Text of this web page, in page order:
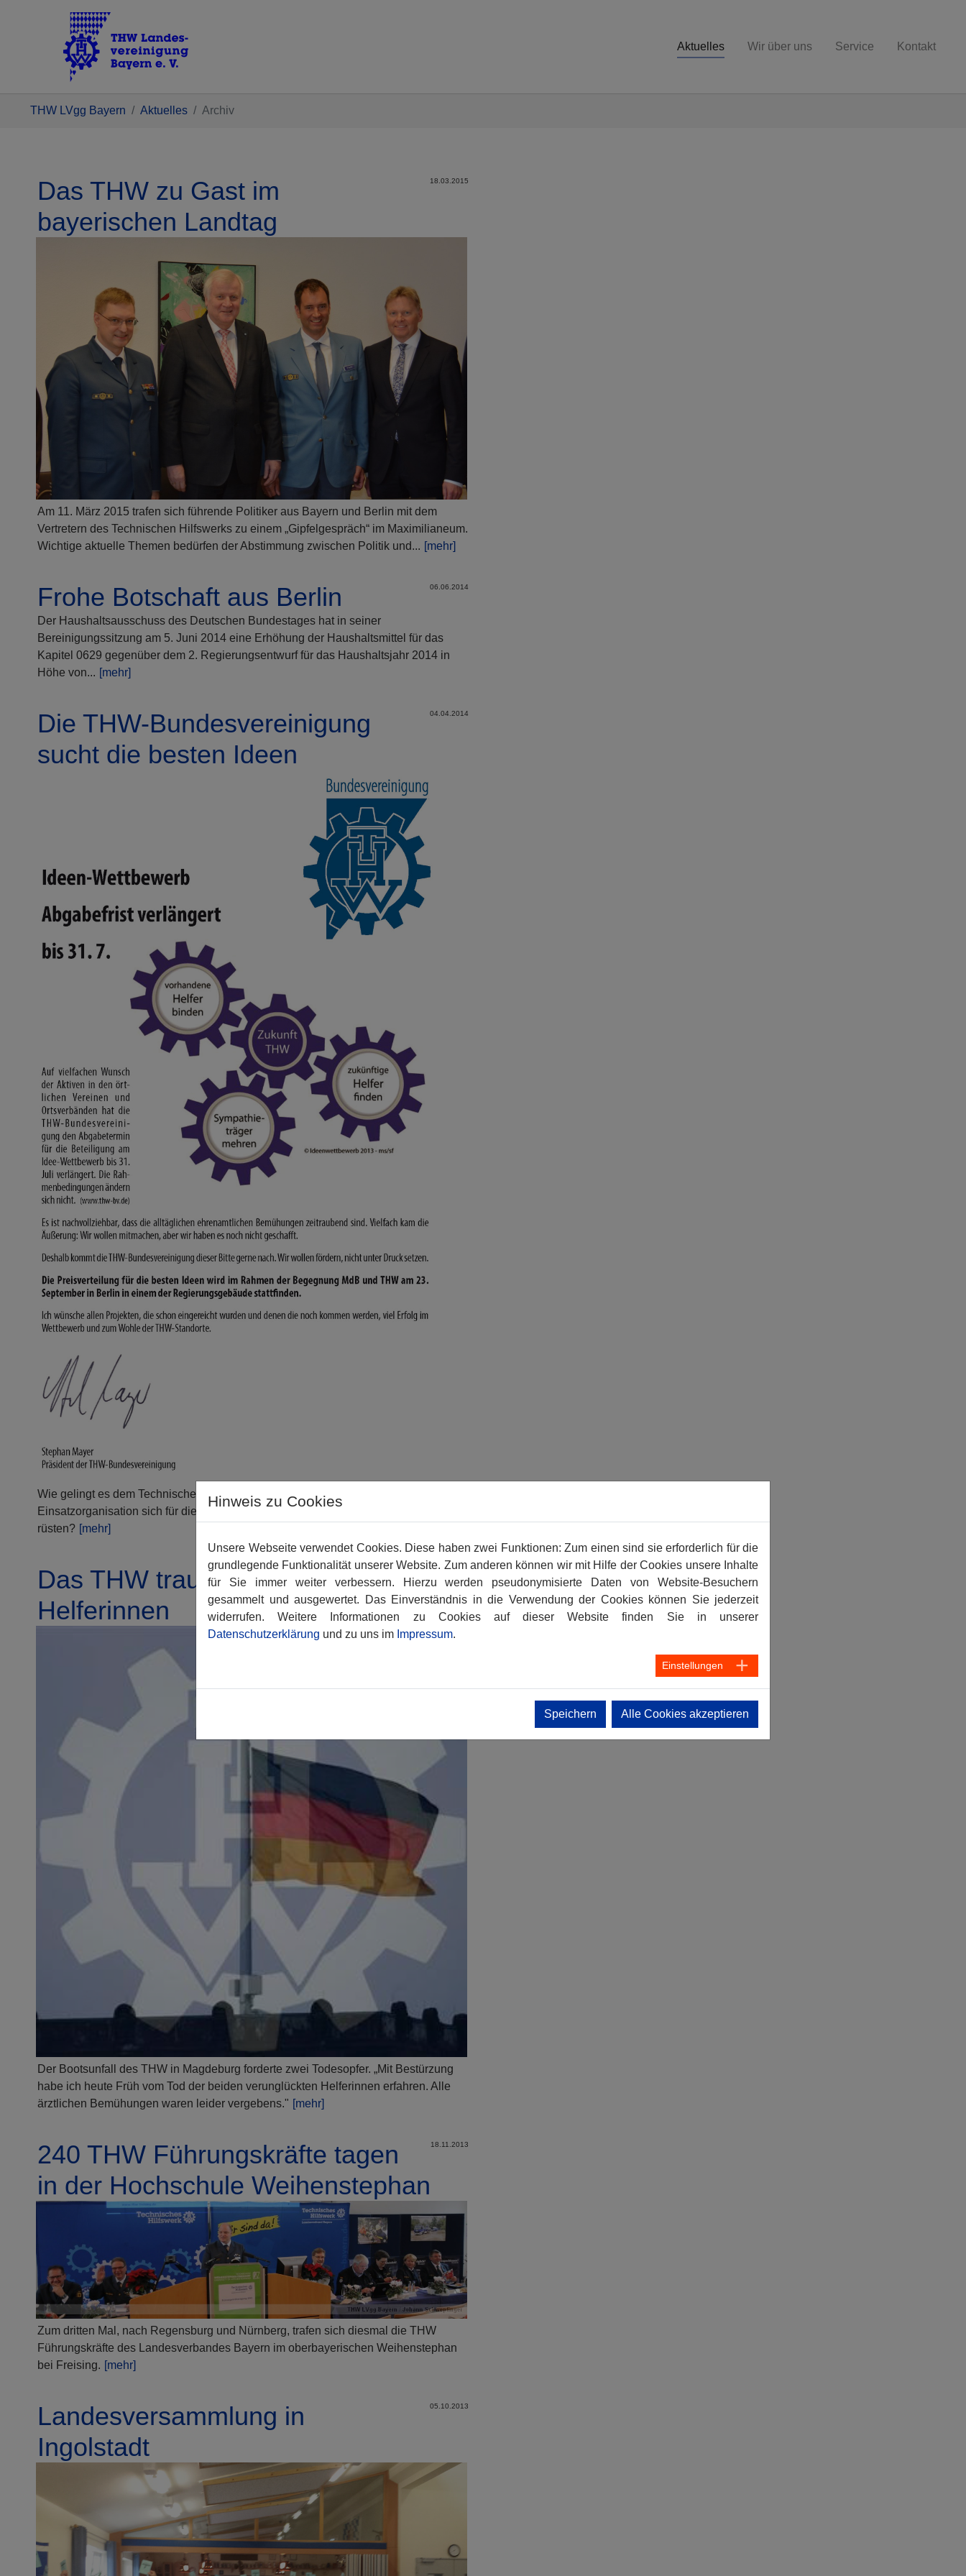
Aktuelles Wir über uns Service Kontakt
THW LVgg Bayern Aktuelles Archiv
18.03.2015
Das THW zu Gast im
bayerischen Landtag
Am 11. März 2015 trafen sich führende Politiker aus Bayern und Berlin mit dem
Vertretern des Technischen Hilfswerks zu einem „Gipfelgespräch“ im Maximilianeum.
Wichtige aktuelle Themen bedürfen der Abstimmung zwischen Politik und... [mehr]
06.06.2014
Frohe Botschaft aus Berlin
Der Haushaltsausschuss des Deutschen Bundestages hat in seiner
Bereinigungssitzung am 5. Juni 2014 eine Erhöhung der Haushaltsmittel für das
Kapitel 0629 gegenüber dem 2. Regierungsentwurf für das Haushaltsjahr 2014 in
Höhe von... [mehr]
04.04.2014
Die THW-Bundesvereinigung
sucht die besten Ideen
Wie gelingt es dem Technischen Hilfswerk (THW) als erfolgreiche
Einsatzorganisation sich für die Herausforderungen unserer Zeit für die Zukunft zu
rüsten? [mehr]
27.11.2013
Das THW trauert um zwei
Helferinnen
Der Bootsunfall des THW in Magdeburg forderte zwei Todesopfer. „Mit Bestürzung
habe ich heute Früh vom Tod der beiden verunglückten Helferinnen erfahren. Alle
ärztlichen Bemühungen waren leider vergebens." [mehr]
18.11.2013
240 THW Führungskräfte tagen
in der Hochschule Weihenstephan
Zum dritten Mal, nach Regensburg und Nürnberg, trafen sich diesmal die THW
Führungskräfte des Landesverbandes Bayern im oberbayerischen Weihenstephan
bei Freising. [mehr]
05.10.2013
Landesversammlung in
Ingolstadt
Hinweis zu Cookies
Unsere Webseite verwendet Cookies. Diese haben zwei Funktionen: Zum einen sind sie erforderlich für die
grundlegende Funktionalität unserer Website. Zum anderen können wir mit Hilfe der Cookies unsere Inhalte
für Sie immer weiter verbessern. Hierzu werden pseudonymisierte Daten von Website-Besuchern
gesammelt und ausgewertet. Das Einverständnis in die Verwendung der Cookies können Sie jederzeit
widerrufen. Weitere Informationen zu Cookies auf dieser Website finden Sie in unserer
Datenschutzerklärung und zu uns im Impressum.
Einstellungen
Speichern Alle Cookies akzeptieren